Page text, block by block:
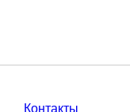
Контакты